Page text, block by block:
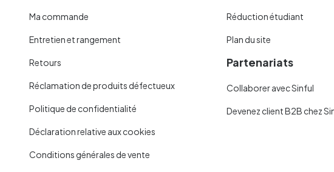
Ma commande
Entretien et rangement
Retours
Réclamation de produits défectueux
Politique de confidentialité
Déclaration relative aux cookies
Conditions générales de vente
Réduction étudiant
Plan du site
Partenariats
Collaborer avec Sinful
Devenez client B2B chez